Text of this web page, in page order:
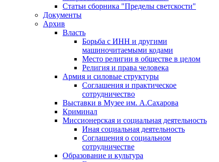
Статьи сборника "Пределы светскости"
Документы
Архив
Власть
Борьба с ИНН и другими
машиночитаемыми кодами
Место религии в обществе в целом
Религия и права человека
Армия и силовые структуры
Соглашения и практическое
сотрудничество
Выставки в Музее им. А.Сахарова
Криминал
Миссионерская и социальная деятельность
Иная социальная деятельность
Соглашения о социальном
сотрудничестве
Образование и культура